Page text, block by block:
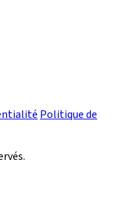
Politique de